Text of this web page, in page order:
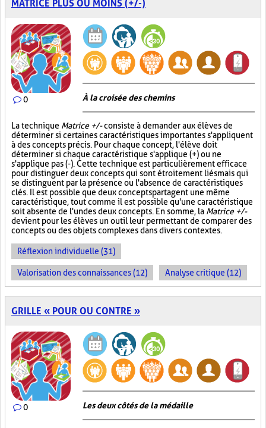
MATRICE PLUS OU MOINS (+/-)
0 À la croisée des chemins
La technique Matrice +/-consiste à demander aux élèves de
déterminer si certaines caractéristiques importantes s'appliquent
à des concepts précis. Pour chaque concept, l'élève doit
déterminer si chaque caractéristique s'applique (+) ou ne
s'applique pas (-). Cette technique est particulièrement efficace
pour distinguer deux concepts qui sont étroitement liés mais qui
se distinguent par la présence ou l'absence de caractéristiques
clés. Il est possible que deux concepts partagent une même
caractéristique, tout comme il est possible qu'une caractéristique
soit absente de l'un des deux concepts. En somme, la Matrice +/-
devient pour les élèves un outil leur permettant de comparer des
concepts ou des objets complexes dans divers contextes.
Réflexion individuelle (31)
Valorisation des connaissances (12) Analyse critique (12)
GRILLE « POUR OU CONTRE »
0 Les deux côtés de la médaille